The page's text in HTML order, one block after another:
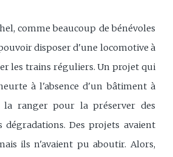
comme beaucoup de bénévoles
disposer d'une locomotive à
les trains réguliers. Un projet qui
à l'absence d'un bâtiment à
ranger pour la préserver des
dégradations. Des projets avaient
ils n'avaient pu aboutir. Alors,